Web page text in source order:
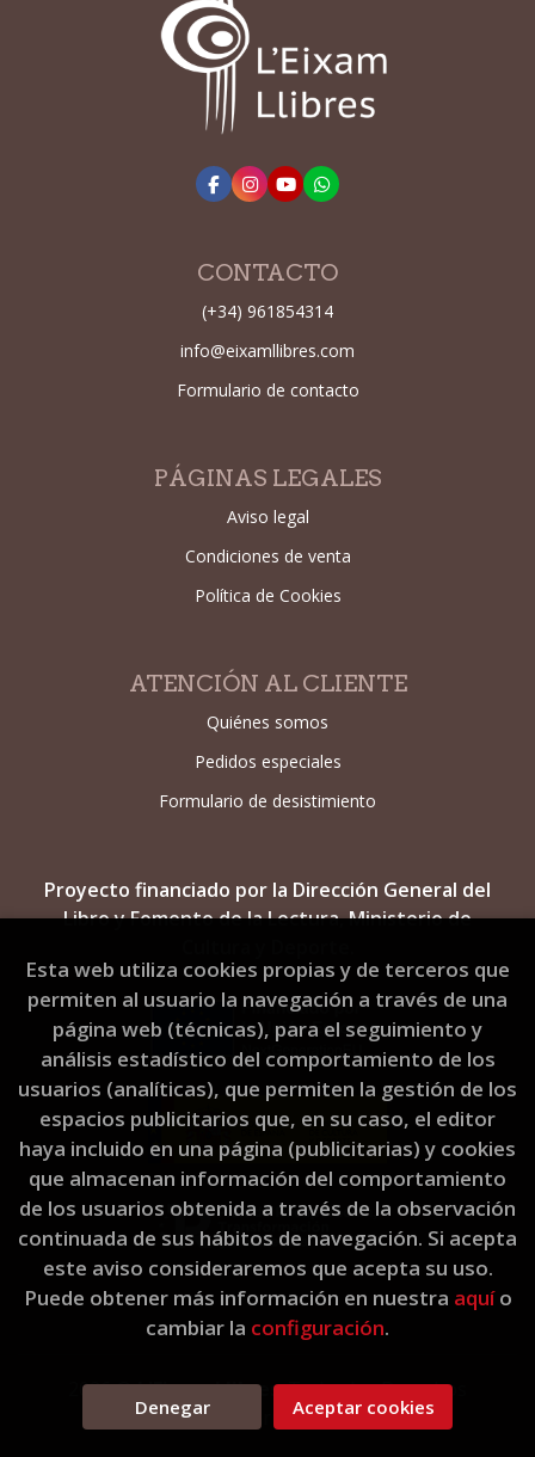
CONTACTO
(+34) 961854314
info@eixamllibres.com
Formulario de contacto
PÁGINAS LEGALES
Aviso legal
Condiciones de venta
Política de Cookies
ATENCIÓN AL CLIENTE
Quiénes somos
Pedidos especiales
Formulario de desistimiento
Proyecto financiado por la Dirección General del
Libro y Fomento de la Lectura, Ministerio de
2026 ©L'Eixam Llibres. Todos los Derechos
Reservados |
Grupo Trevenque
Esta web utiliza cookies propias y de terceros que
permiten al usuario la navegación a través de una
página web (técnicas), para el seguimiento y
análisis estadístico del comportamiento de los
usuarios (analíticas), que permiten la gestión de los
espacios publicitarios que, en su caso, el editor
haya incluido en una página (publicitarias) y cookies
que almacenan información del comportamiento
de los usuarios obtenida a través de la observación
continuada de sus hábitos de navegación. Si acepta
este aviso consideraremos que acepta su uso.
Puede obtener más información en nuestra aquío
cambiar la configuración.
Denegar Aceptar cookies